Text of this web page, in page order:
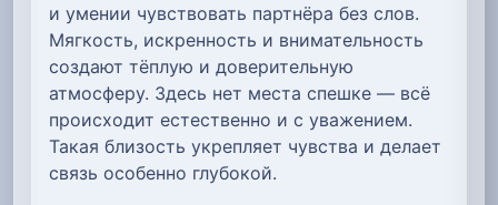
и умении чувствовать партнёра без слов.
Мягкость, искренность и внимательность
создают тёплую и доверительную
атмосферу. Здесь нет места спешке — всё
происходит естественно и с уважением.
Такая близость укрепляет чувства и делает
связь особенно глубокой.